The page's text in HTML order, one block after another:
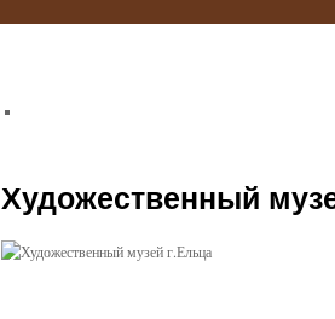
Художественный